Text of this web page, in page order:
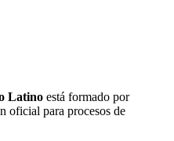
Latino está formado por
oficial para procesos de